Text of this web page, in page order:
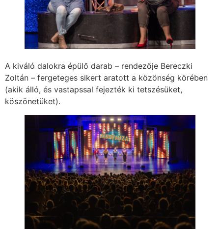
A kiváló dalokra épülő darab – rendezője Bereczki
Zoltán – fergeteges sikert aratott a közönség körében
(akik álló, és vastapssal fejezték ki tetszésüket,
köszönetüket).